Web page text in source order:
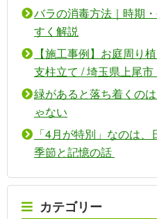
バラの消毒方法｜時期
すく解説
【施工事例】お庭周り
支柱立て / 埼玉県上尾
緑があると落ち着くの
ゃない
「4月が特別」なのは
季節と記憶の話
カテゴリー